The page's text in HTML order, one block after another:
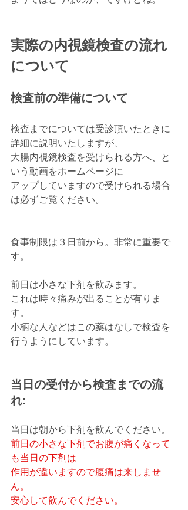
実際の内視鏡検査の流れ
について
検査前の準備について
検査までについては受診頂いたときに
詳細に説明いたしますが、
大腸内視鏡検査を受けられる方へ、と
いう動画をホームページに
アップしていますので受けられる場合
は必ずご覧ください。
食事制限は３日前から。非常に重要で
す。
前日は小さな下剤を飲みます。
これは時々痛みが出ることが有りま
す。
小柄な人などはこの薬はなしで検査を
行うようにしています。
当日の受付から検査までの流
れ:
当日は朝から下剤を飲んでください。
前日の小さな下剤でお腹が痛くなって
も当日の下剤は
作用が違いますので腹痛は来しませ
ん。
安心して飲んでください。